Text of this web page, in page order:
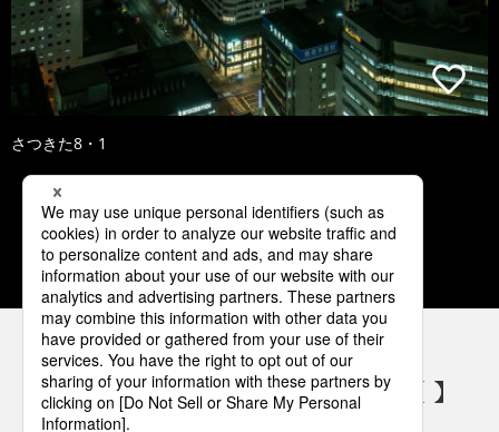
さつきた8・1
1 2 3 4 5
パナソニックの電気設備 SNSアカウント